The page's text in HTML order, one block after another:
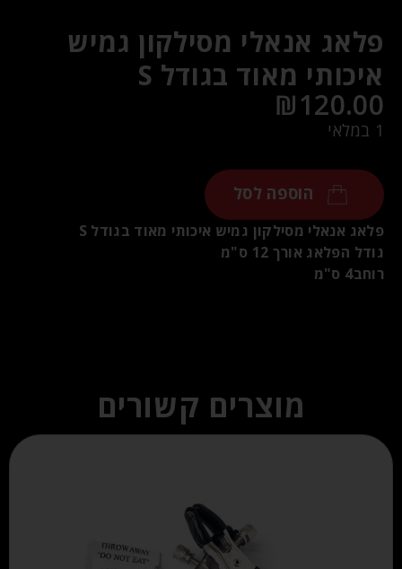
פלאג אנאלי מסילקון גמיש
איכותי מאוד בגודל S
₪120.00
1 במלאי
הוספה לסל
פלאג אנאלי מסילקון גמיש איכותי מאוד בגודל S
גודל הפלאג אורך 12 ס"מ
רוחב4 ס"מ
מוצרים קשורים